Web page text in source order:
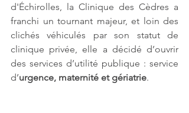
d'Échirolles, la Clinique des Cèdres a
franchi un tournant majeur, et loin des
clichés véhiculés par son statut de
clinique privée, elle a décidé d’ouvrir
des services d’utilité publique : service
d’urgence, maternité et gériatrie.